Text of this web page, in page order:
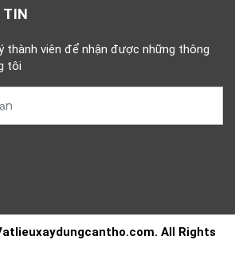
TIN
thành viên để nhận được những thông
tôi
All Rights